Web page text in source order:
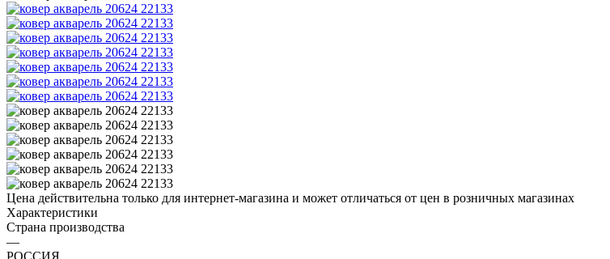
Цена действительна только для интернет-магазина и может отличаться от цен в розничных магазинах
Характеристики
Страна производства
—
РОССИЯ